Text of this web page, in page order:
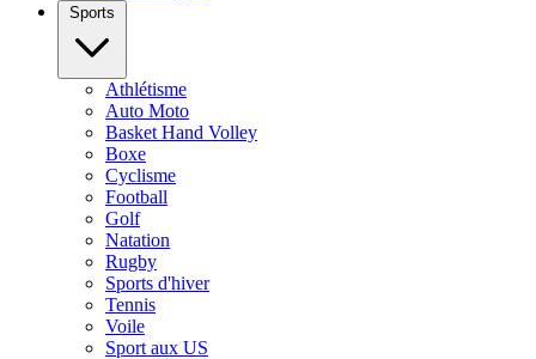
Sports
Athlétisme
Auto Moto
Basket Hand Volley
Boxe
Cyclisme
Football
Golf
Natation
Rugby
Sports d'hiver
Tennis
Voile
Sport aux US